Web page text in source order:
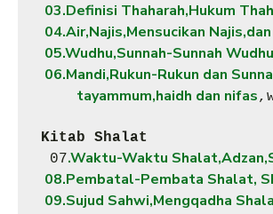
03.Definisi Thaharah,Hukum
04.Air,Najis,Mensucikan
05.Wudhu,Sunnah-Sunnah
06.Mandi,Rukun-Rukun dan
tayammum,haidh dan nifas
Kitab Shalat
07.Waktu-Waktu
08.Pembatal-Pembata Shalat,
09.Sujud Sahwi,Mengqadha